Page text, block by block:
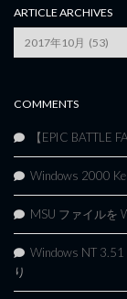
ARTICLE ARCHIVES
Archives
COMMENTS
【EPIC BATTLE
Windows 2000
MSU ファイルを
Windows NT 3.51
り